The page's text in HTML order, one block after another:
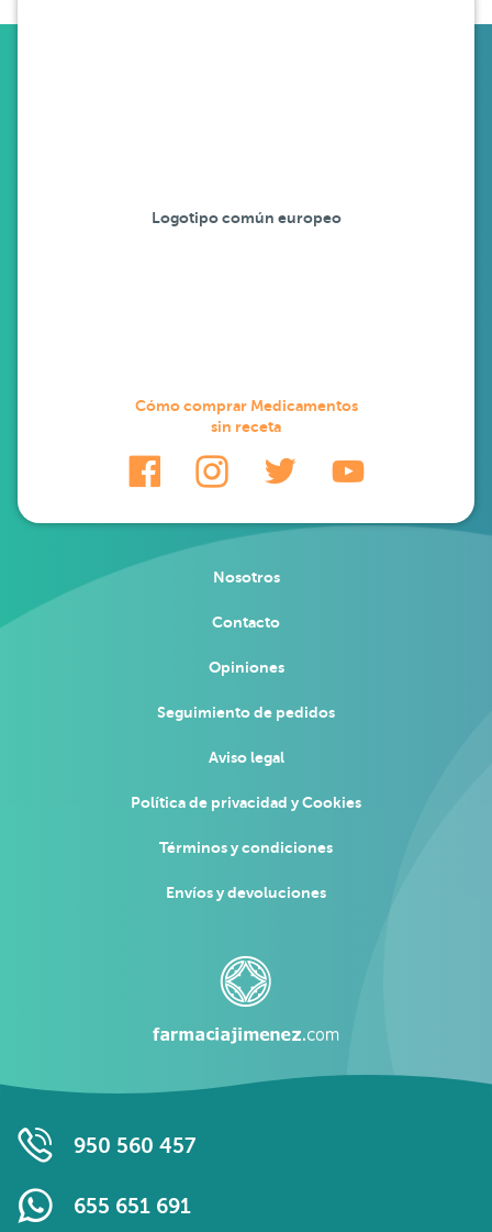
Logotipo común europeo
Cómo comprar Medicamentos
sin receta
Nosotros
Contacto
Opiniones
Seguimiento de pedidos
Aviso legal
Política de privacidad y Cookies
Términos y condiciones
Envíos y devoluciones
950 560 457
655 651 691